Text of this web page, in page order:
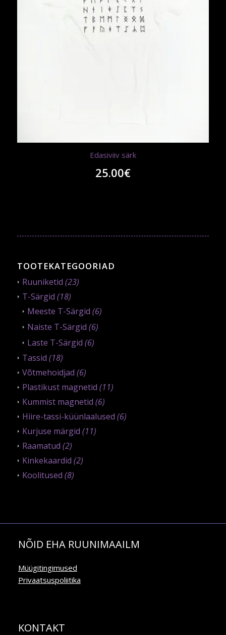
Edasiviiv särk
25.00€
TOOTEKATEGOORIAD
Ruuniketid (23)
T-Särgid (18)
Meeste T-Särgid (6)
Naiste T-Särgid (6)
Laste T-Särgid (6)
Tassid (18)
Võtmehoidjad (6)
Plastikust magnetid (11)
Kummist magnetid (6)
Hiire-tassi-küünlaalused (6)
Kurjuse märgid (11)
Raamatud (2)
Kinkekaardid (2)
Koolitused (8)
NÕID EHA RUUNIMAAILM
Müügitingimused
Privaatsuspoliitika
KONTAKT